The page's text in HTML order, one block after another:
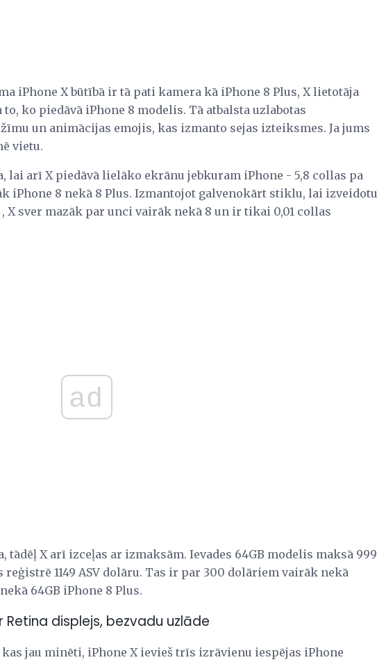
iPhone X būtībā ir tā pati kamera kā iPhone 8 Plus, X lietotāja
ko piedāvā iPhone 8 modelis. Tā atbalsta uzlabotas
un animācijas emojis, kas izmanto sejas izteiksmes. Ja jums
vietu.
lai arī X piedāvā lielāko ekrānu jebkuram iPhone - 5,8 collas pa
iPhone 8 nekā 8 Plus. Izmantojot galvenokārt stiklu, lai izveidotu
, X sver mazāk par unci vairāk nekā 8 un ir tikai 0,01 collas
ad
X arī izceļas ar izmaksām. Ievades 64GB modelis maksā 999
reģistrē 1149 ASV dolāru. Tas ir par 300 dolāriem vairāk nekā
64GB iPhone 8 Plus.
Retina displejs, bezvadu uzlāde
jau minēti, iPhone X ievieš trīs izrāvienu iespējas iPhone